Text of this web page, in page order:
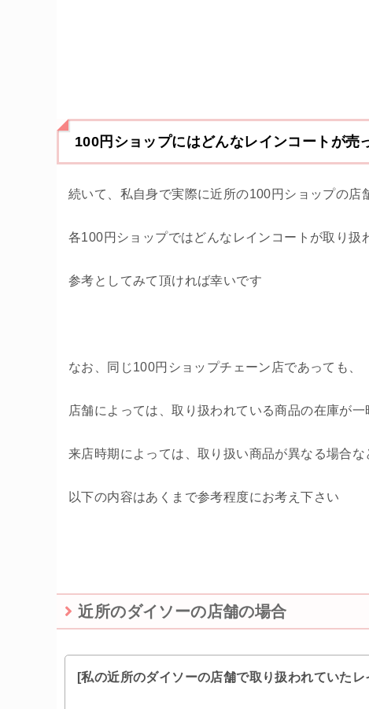
100円ショップにはどんなレインコートが売
続いて、私自身で実際に近所の100円ショップの店
各100円ショップではどんなレインコートが取り扱
参考としてみて頂ければ幸いです
なお、同じ100円ショップチェーン店であっても、
店舗によっては、取り扱われている商品の在庫が一
来店時期によっては、取り扱い商品が異なる場合な
以下の内容はあくまで参考程度にお考え下さい
近所のダイソーの店舗の場合
[私の近所のダイソーの店舗で取り扱われていた